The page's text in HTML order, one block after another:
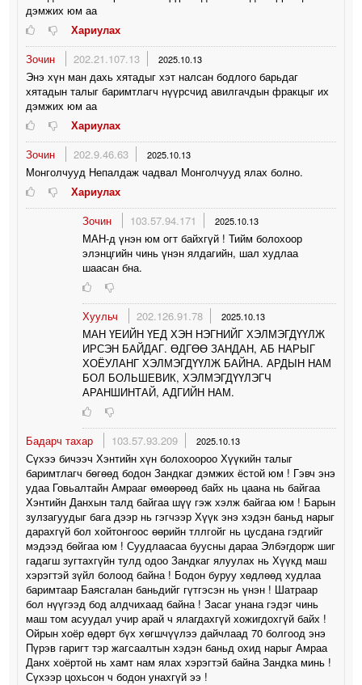
дэмжих юм аа
Хариулах
Зочин
202.21.107.13 2025.10.13
Энэ хүн ман дахь хятадыг хэт налсан бодлого барьдаг
хятадын талыг баримтлагч нүүрсчид авилгачдын фракцыг их
дэмжих юм аа
Хариулах
Зочин
202.9.46.63 2025.10.13
Монголчууд Непалдаж чадвал Монголчууд ялах болно.
Хариулах
Зочин
103.57.94.171 2025.10.13
МАН-д үнэн юм огт байхгүй ! Тийм болохоор
элэнцгийн чинь үнэн ялдагийн, шал худлаа
шаасан бна.
Хуульч 202.126.91.78 2025.10.13
МАН ҮЕИЙН ҮЕД ХЭН НЭГНИЙГ ХЭЛМЭГДҮҮЛЖ
ИРСЭН БАЙДАГ. ӨДГӨӨ ЗАНДАН, АБ НАРЫГ
ХОЁУЛАНГ ХЭЛМЭГДҮҮЛЖ БАЙНА. АРДЫН НАМ
БОЛ БОЛЬШЕВИК, ХЭЛМЭГДҮҮЛЭГЧ
АРАНШИНТАЙ, АДГИЙН НАМ.
Бадарч тахар 103.57.93.209 2025.10.13
Сүхээ бичээч Хэнтийн хүн болохоороо Хүүкийн талыг
баримтлагч бөгөөд бодон Зандкаг дэмжих ёстой юм ! Гэвч энэ
удаа Говьалтайн Амрааг өмөөрөөд байх нь цаана нь байгаа
Хэнтийн Данхын талд байгаа шүү гэж хэлж байгаа юм ! Барын
зулзагуудыг бага дээр нь гэгчээр Хүүк энэ хэдэн баньд нарыг
дарахгүй бол хойтонгоос өөрийн тллгойг нь цусдана гэдгийг
мэдээд бөйгаа юм ! Суудлаасаа буусны дараа Элбэгдорж шиг
гадагш зугтахгүйн тулд одоо Зандкаг ялуулах нь Хүүкд маш
хэрэгтэй зүйл болоод байна ! Бодон буруу хөдлөөд худлаа
баримтаар Баясгалан баньдийг гүтгэсэн нь үнэн ! Шатраар
бол нүүгээд бод алдчихаад байна ! Засаг унана гэдэг чинь
маш том асуудал учир арай ч ялагдахгүй хожигдохгүй байх !
Ойрын хоёр өдөрт бүх хөгшчүүлээ дайчлаад 70 болгоод энэ
Пүрэв гаригт тэр жагсаалтын хэдэн баньд охид нарыг Амраа
Данх хоёртой нь хамт нам ялах хэрэгтэй байна Зандка минь !
Сүхээр цохьсон ч бодон унахгүй ээ !